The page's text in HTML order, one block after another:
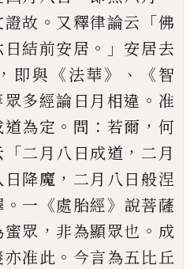
證故 。 又釋律論云 「佛
日結前安居 。」 安居去
， 即與 《法華》、《智
眾多經論日月相違 。 准
道為定 。 問 ： 若爾 ， 何
「二月八日成道 ， 二月
日降魔 ， 二月八日般涅
。 一 《處胎經》 說菩薩
蜜眾 ， 非為顯眾也 。 成
亦准此 。 今言為五比丘